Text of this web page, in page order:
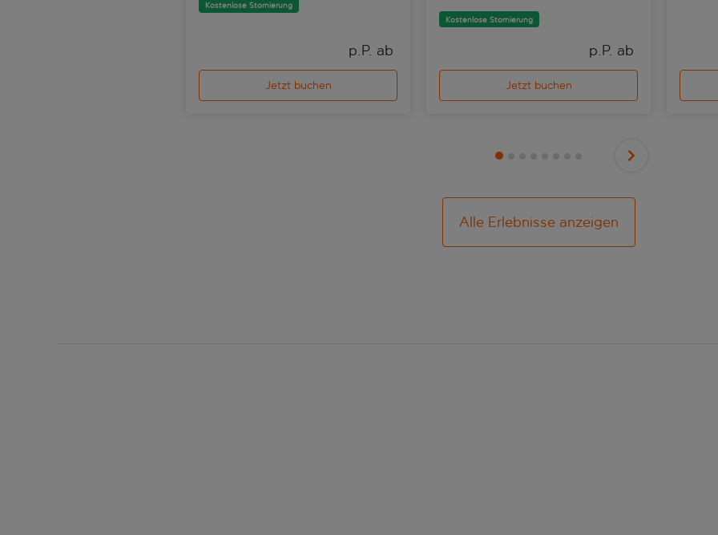
Kostenlose Stornierung
p.P. ab
Jetzt buchen
Kostenlose Stornierung
p.P. ab
Jetzt buchen
Alle Erlebnisse anzeigen